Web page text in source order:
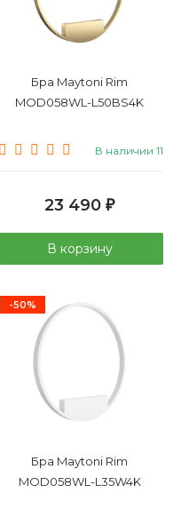
Бра Maytoni Rim
MOD058WL-L50BS4K
В наличии 11
23 490 ₽
В корзину
-50%
Бра Maytoni Rim
MOD058WL-L35W4K